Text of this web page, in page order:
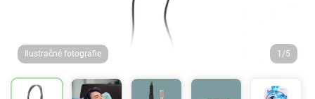
Ilustračné fotografie 1/5